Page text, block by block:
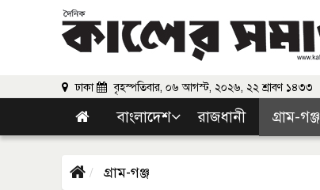
ঢাকা বৃহস্পতিবার, ০৬ আগস্ট, ২০২৬, ২২ শ্রাবণ ১৪৩৩
বাংলাদেশ রাজধানী গ্রাম-গঞ্জ
গ্রাম-গঞ্জ